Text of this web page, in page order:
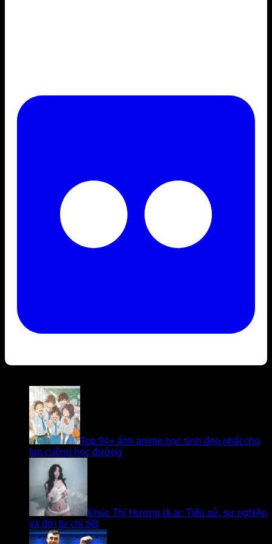
Top 94+ ảnh anime học sinh đẹp nhất cho
fan cuồng học đường
Khúc Thị Hương là ai: Tiểu sử, sự nghiệp
và đời tư chi tiết